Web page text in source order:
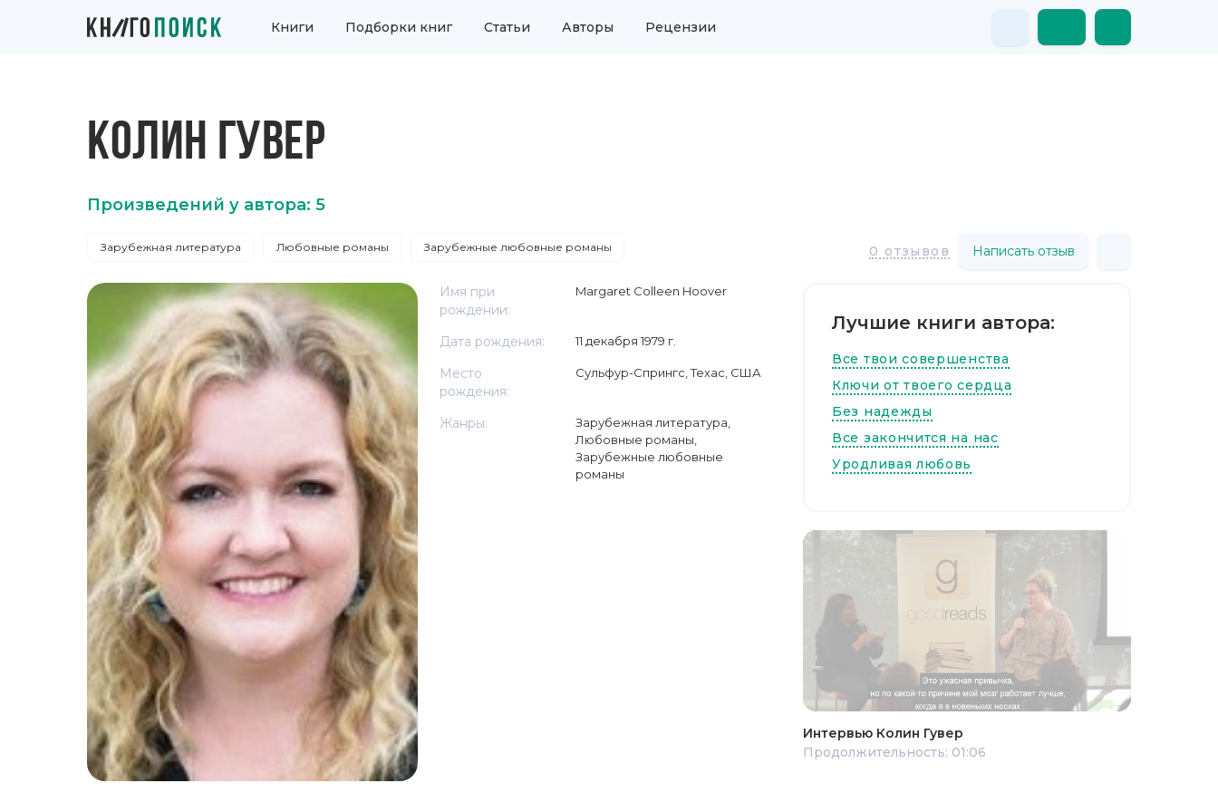
Книги Подборки книг Статьи Авторы Рецензии
КОЛИН ГУВЕР
Произведений у автора: 5
Зарубежная литература Любовные романы Зарубежные любовные романы 0 отзывов Написать отзыв
Имя при
рождении:
Margaret Colleen Hoover
Дата рождения: 11 декабря 1979 г.
Место
рождения:
Сульфур-Спрингс, Техас, США
Жанры: Зарубежная литература
Любовные романы
Зарубежные любовные
романы
Лучшие книги автора:
Все твои совершенства
Ключи от твоего сердца
Без надежды
Все закончится на нас
Уродливая любовь
Интервью Колин Гувер
Продолжительность: 01:06